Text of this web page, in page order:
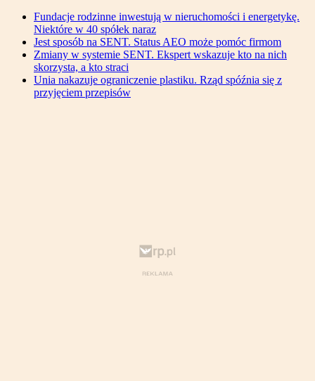
Fundacje rodzinne inwestują w nieruchomości i energetykę.
Niektóre w 40 spółek naraz
Jest sposób na SENT. Status AEO może pomóc firmom
Zmiany w systemie SENT. Ekspert wskazuje kto na nich
skorzysta, a kto straci
Unia nakazuje ograniczenie plastiku. Rząd spóźnia się z
przyjęciem przepisów